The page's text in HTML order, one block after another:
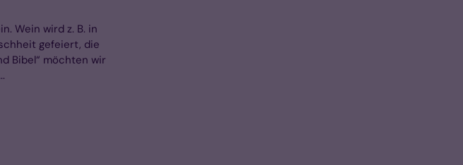
Wein wird z. B. in
gefeiert, die
Bibel“ möchten wir